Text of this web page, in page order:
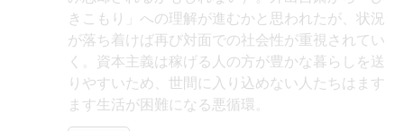
きこもり」への理解が進むかと思われたが、状況
が落ち着けば再び対面での社会性が重視されてい
く。資本主義は稼げる人の方が豊かな暮らしを送
りやすいため、世間に入り込めない人たちはます
ます生活が困難になる悪循環。